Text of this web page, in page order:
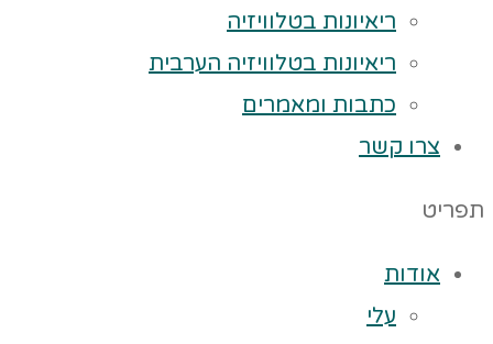
ריאיונות בטלוויזיה
ריאיונות בטלוויזיה הערבית
כתבות ומאמרים
צרו קשר
תפריט
אודות
עלי